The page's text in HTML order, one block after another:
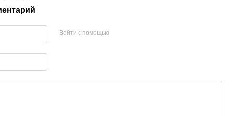
работ в помещении. Пленка на дверном проеме
пыль.
Войти с помощью